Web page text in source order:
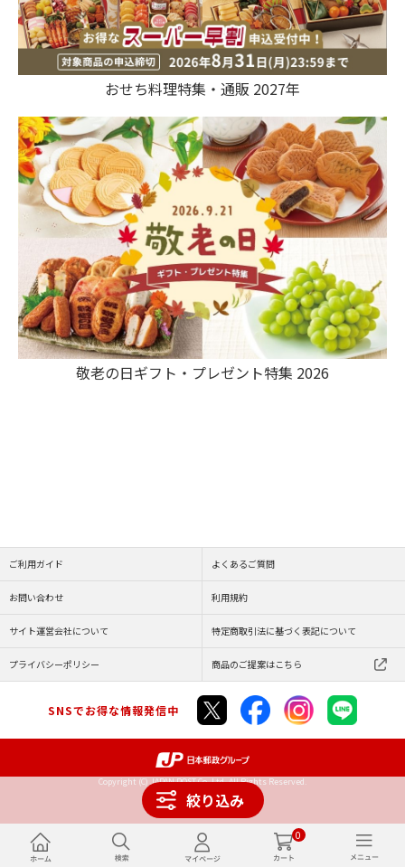
0
絞り込み
おせち料理特集・通販 2027年
敬老の日ギフト・プレゼント特集 2026
ご利用ガイド よくあるご質問
お問い合わせ 利用規約
サイト運営会社について 特定商取引法に基づく表記について
プライバシーポリシー 商品のご提案はこちら
SNSでお得な情報発信中
Copyright (C) JAPAN POST Co.,Ltd. All Rights Reserved.